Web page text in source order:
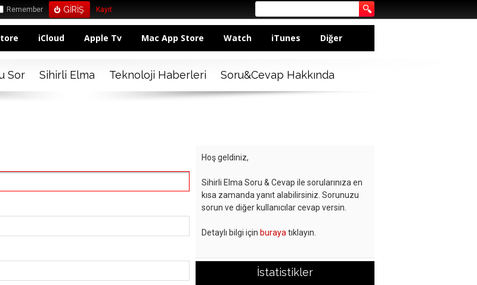
Remember Kayıt
iCloud Apple Tv Mac App Store Watch iTunes Diğer
Sor Sihirli Elma Teknoloji Haberleri Soru&Cevap Hakkında
Hoş geldiniz,
Sihirli Elma Soru & Cevap ile sorularınıza en
kısa zamanda yanıt alabilirsiniz. Sorunuzu
sorun ve diğer kullanıcılar cevap versin.
Detaylı bilgi için buraya tıklayın.
İstatistikler